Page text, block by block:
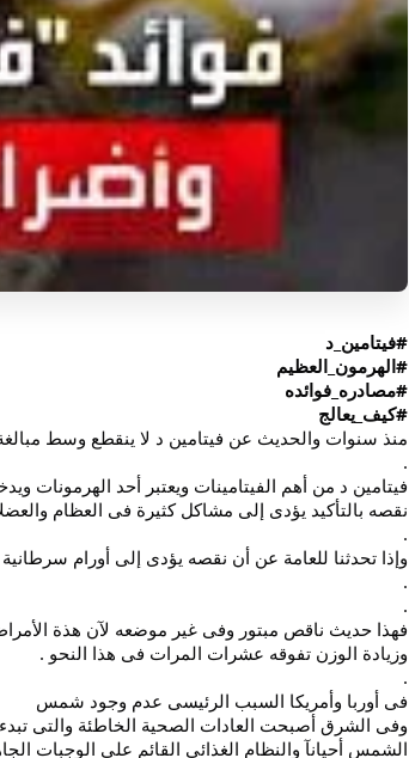
#فيتامين_د
#الهرمون_العظيم
#مصادره_فوائده
#كيف_يعالج
منذ سنوات والحديث عن فيتامين د لا ينقطع وسط
.
فيتامين د من أهم الفيتامينات ويعتبر أحد الهرمونات
نقصه بالتأكيد يؤدى إلى مشاكل كثيرة فى العظام
.
وإذا تحدثنا للعامة عن أن نقصه يؤدى إلى أورام
.
.
فهذا حديث ناقص مبتور وفى غير موضعه لآن هذة
وزيادة الوزن تفوقه عشرات المرات فى هذا النحو .
.
فى أوربا وأمريكا السبب الرئيسى عدم وجود شمس
وفى الشرق أصبحت العادات الصحية الخاطئة والتى
الشمس أحيانآ والنظام الغذائى القائم على الوجبات